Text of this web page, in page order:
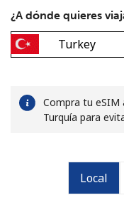
¿A dónde quieres
Compra tu eSIM
Turquía para
Local